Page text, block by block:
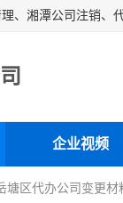
企业视频
塘区代办公司变更材